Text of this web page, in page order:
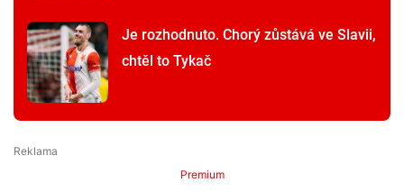
Je rozhodnuto. Chorý zůstává ve Slavii,
chtěl to Tykač
Premium